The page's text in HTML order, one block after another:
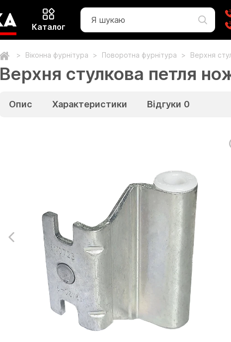
Каталог
Віконна фурнітура Поворотна фурнітура Верхня
Верхня стулкова петля
Опис Характеристики Відгуки 0